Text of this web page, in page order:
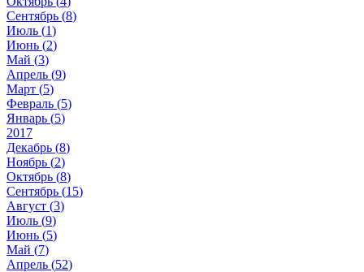
Сентябрь (8)
Июль (1)
Июнь (2)
Май (3)
Апрель (9)
Март (5)
Февраль (5)
Январь (5)
2017
Декабрь (8)
Ноябрь (2)
Октябрь (8)
Сентябрь (15)
Август (3)
Июль (9)
Июнь (5)
Май (7)
Апрель (52)